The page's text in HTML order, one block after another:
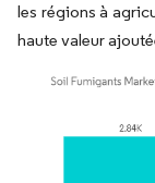
les régions à
haute valeur